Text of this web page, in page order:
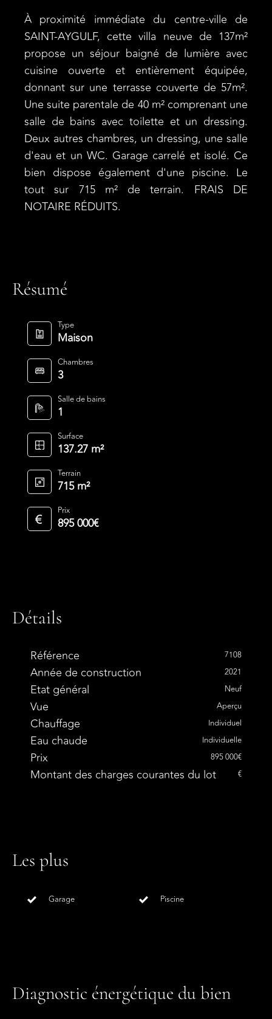
À proximité immédiate du centre-ville de
SAINT-AYGULF, cette villa neuve de 137m²
propose un séjour baigné de lumière avec
cuisine ouverte et entièrement équipée,
donnant sur une terrasse couverte de 57m².
Une suite parentale de 40 m² comprenant une
salle de bains avec toilette et un dressing.
Deux autres chambres, un dressing, une salle
d'eau et un WC. Garage carrelé et isolé. Ce
bien dispose également d'une piscine. Le
tout sur 715 m² de terrain. FRAIS DE
NOTAIRE RÉDUITS.
Résumé
Type
Maison
Chambres
3
Salle de bains
1
Surface
137.27 m²
Terrain
715 m²
Prix
895 000€
Détails
Référence 7108
Année de construction 2021
Etat général Neuf
Vue Aperçu
Chauffage Individuel
Eau chaude Individuelle
Prix 895 000€
Montant des charges courantes du lot €
Les plus
Garage Piscine
Diagnostic énergétique du bien